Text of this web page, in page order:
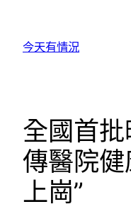
今天有情況
全國首
傳醫院健
上崗”